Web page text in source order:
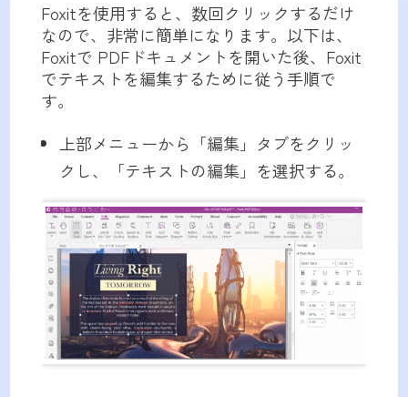
Foxitを使用すると、数回クリックするだけ
なので、非常に簡単になります。以下は、
Foxitで PDFドキュメントを開いた後、Foxit
でテキストを編集するために従う手順で
す。
上部メニューから「編集」タブをクリッ
クし、「テキストの編集」を選択する。